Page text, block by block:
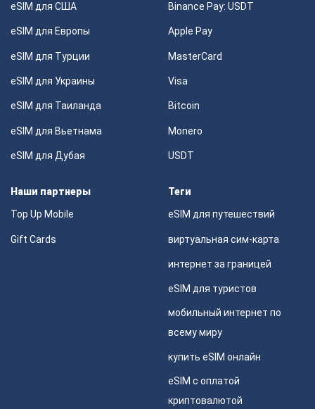
eSIM для США
eSIM для Европы
eSIM для Турции
eSIM для Украины
eSIM для Таиланда
eSIM для Вьетнама
eSIM для Дубая
Binance Pay: USDT
Apple Pay
MasterCard
Visa
Bitcoin
Monero
USDT
Наши партнеры
Top Up Mobile
Gift Cards
Теги
eSIM для путешествий
виртуальная сим-карта
интернет за границей
eSIM для туристов
мобильный интернет по
всему миру
купить eSIM онлайн
eSIM с оплатой
криптовалютой